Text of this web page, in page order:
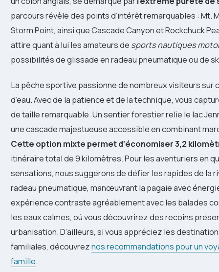
parcours révèle des points d’intérêt remarquables : Mt.
Storm Point, ainsi que Cascade Canyon et Rockchuck
attire quant à lui les amateurs de sports nautiques
possibilités de glissade en radeau pneumatique ou de
La pêche sportive passionne de nombreux visiteurs sur
d’eau. Avec de la patience et de la technique, vous
de taille remarquable. Un sentier forestier relie le lac
une cascade majestueuse accessible en combinant
Cette option mixte permet d’économiser 3,2
itinéraire total de 9 kilomètres. Pour les aventuriers en
sensations, nous suggérons de défier les rapides de la
radeau pneumatique, manœuvrant la pagaie avec
expérience contraste agréablement avec les balades
les eaux calmes, où vous découvrirez des recoins
urbanisation. D’ailleurs, si vous appréciez les
familiales, découvreznos recommandations pour un
famille.